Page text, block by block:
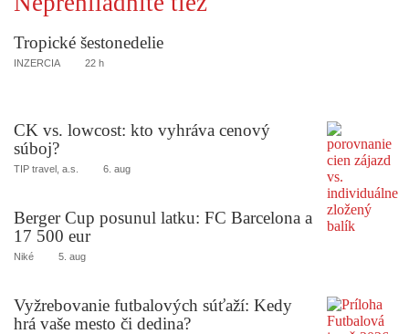
Tropické šestonedelie
INZERCIA 22 h
CK vs. lowcost: kto vyhráva cenový
súboj?
TIP travel, a.s. 6. aug
Berger Cup posunul latku: FC Barcelona a
17 500 eur
Niké 5. aug
Vyžrebovanie futbalových súťaží: Kedy
hrá vaše mesto či dedina?